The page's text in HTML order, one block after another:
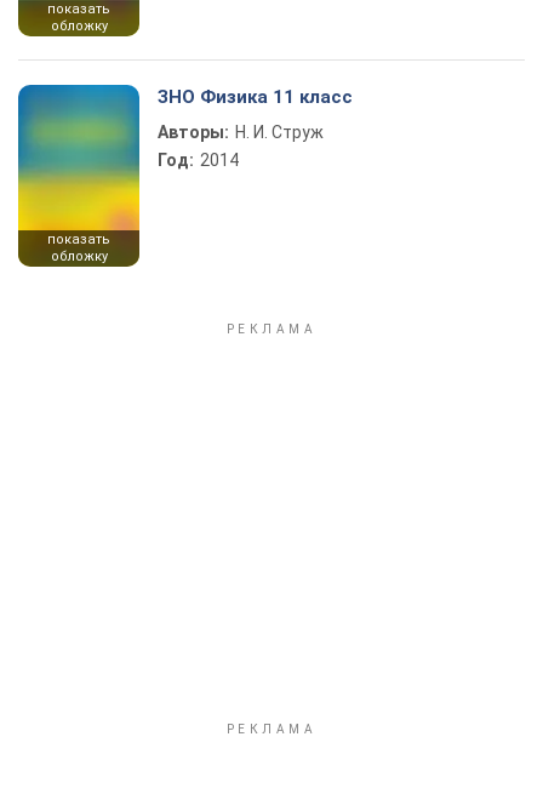
показать
обложку
показать
обложку
ЗНО Физика 11 класс
Авторы: Н. И. Струж
Год: 2014